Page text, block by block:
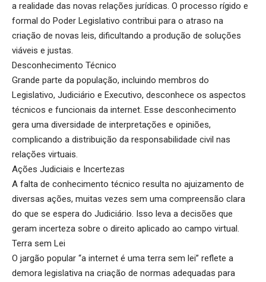
a realidade das novas relações jurídicas. O processo rígido e
formal do Poder Legislativo contribui para o atraso na
criação de novas leis, dificultando a produção de soluções
viáveis e justas.
Desconhecimento Técnico
Grande parte da população, incluindo membros do
Legislativo, Judiciário e Executivo, desconhece os aspectos
técnicos e funcionais da internet. Esse desconhecimento
gera uma diversidade de interpretações e opiniões,
complicando a distribuição da responsabilidade civil nas
relações virtuais.
Ações Judiciais e Incertezas
A falta de conhecimento técnico resulta no ajuizamento de
diversas ações, muitas vezes sem uma compreensão clara
do que se espera do Judiciário. Isso leva a decisões que
geram incerteza sobre o direito aplicado ao campo virtual.
Terra sem Lei
O jargão popular “a internet é uma terra sem lei” reflete a
demora legislativa na criação de normas adequadas para